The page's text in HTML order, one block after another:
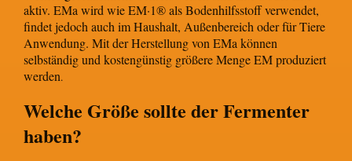
aktiv. EMa wird wie EM·1® als Bodenhilfsstoff verwendet,
findet jedoch auch im Haushalt, Außenbereich oder für Tiere
Anwendung. Mit der Herstellung von EMa können
selbständig und kostengünstig größere Menge EM produziert
werden.
Welche Größe sollte der Fermenter
haben?